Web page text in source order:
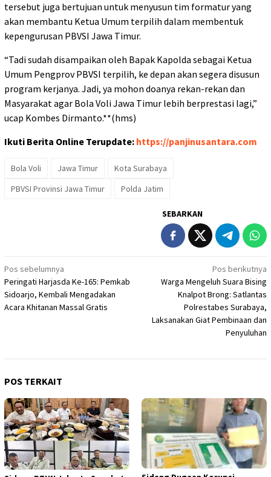
tersebut juga bertujuan untuk menyusun tim formatur yang
akan membantu Ketua Umum terpilih dalam membentuk
kepengurusan PBVSI Jawa Timur.
“Tadi sudah disampaikan oleh Bapak Kapolda sebagai Ketua
Umum Pengprov PBVSI terpilih, ke depan akan segera disusun
program kerjanya. Jadi, ya mohon doanya rekan-rekan dan
Masyarakat agar Bola Voli Jawa Timur lebih berprestasi lagi,”
ucap Kombes Dirmanto.**(hms)
Ikuti Berita Online Terupdate: https://panjinusantara.com
Bola Voli Jawa Timur
Kota Surabaya
PBVSI Provinsi Jawa Timur
Polda Jatim
SEBARKAN
Navigasi
pos
Pos sebelumnya
Peringati Harjasda Ke-165: Pemkab
Sidoarjo, Kembali Mengadakan
Acara Khitanan Massal Gratis
Pos berikutnya
Warga Mengeluh Suara Bising
Knalpot Brong: Satlantas
Polrestabes Surabaya,
Laksanakan Giat Pembinaan dan
Penyuluhan
POS TERKAIT